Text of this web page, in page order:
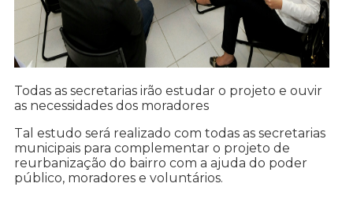
Todas as secretarias irão estudar o projeto e ouvir
as necessidades dos moradores
Tal estudo será realizado com todas as secretarias
municipais para complementar o projeto de
reurbanização do bairro com a ajuda do poder
público, moradores e voluntários.